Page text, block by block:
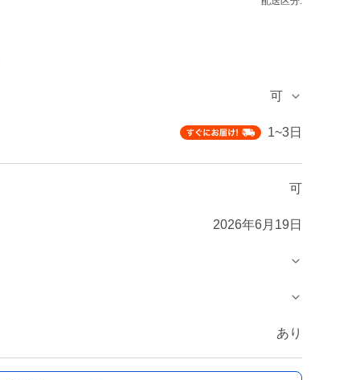
可
1~3日
可
2026年6月19日
あり